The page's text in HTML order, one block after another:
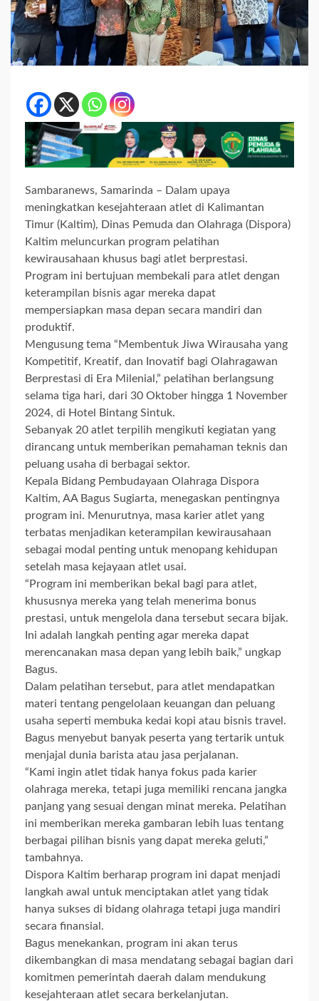
Sambaranews, Samarinda – Dalam upaya
meningkatkan kesejahteraan atlet di Kalimantan
Timur (Kaltim), Dinas Pemuda dan Olahraga (Dispora)
Kaltim meluncurkan program pelatihan
kewirausahaan khusus bagi atlet berprestasi.
Program ini bertujuan membekali para atlet dengan
keterampilan bisnis agar mereka dapat
mempersiapkan masa depan secara mandiri dan
produktif.
Mengusung tema “Membentuk Jiwa Wirausaha yang
Kompetitif, Kreatif, dan Inovatif bagi Olahragawan
Berprestasi di Era Milenial,” pelatihan berlangsung
selama tiga hari, dari 30 Oktober hingga 1 November
2024, di Hotel Bintang Sintuk.
Sebanyak 20 atlet terpilih mengikuti kegiatan yang
dirancang untuk memberikan pemahaman teknis dan
peluang usaha di berbagai sektor.
Kepala Bidang Pembudayaan Olahraga Dispora
Kaltim, AA Bagus Sugiarta, menegaskan pentingnya
program ini. Menurutnya, masa karier atlet yang
terbatas menjadikan keterampilan kewirausahaan
sebagai modal penting untuk menopang kehidupan
setelah masa kejayaan atlet usai.
“Program ini memberikan bekal bagi para atlet,
khususnya mereka yang telah menerima bonus
prestasi, untuk mengelola dana tersebut secara bijak.
Ini adalah langkah penting agar mereka dapat
merencanakan masa depan yang lebih baik,” ungkap
Bagus.
Dalam pelatihan tersebut, para atlet mendapatkan
materi tentang pengelolaan keuangan dan peluang
usaha seperti membuka kedai kopi atau bisnis travel.
Bagus menyebut banyak peserta yang tertarik untuk
menjajal dunia barista atau jasa perjalanan.
“Kami ingin atlet tidak hanya fokus pada karier
olahraga mereka, tetapi juga memiliki rencana jangka
panjang yang sesuai dengan minat mereka. Pelatihan
ini memberikan mereka gambaran lebih luas tentang
berbagai pilihan bisnis yang dapat mereka geluti,”
tambahnya.
Dispora Kaltim berharap program ini dapat menjadi
langkah awal untuk menciptakan atlet yang tidak
hanya sukses di bidang olahraga tetapi juga mandiri
secara finansial.
Bagus menekankan, program ini akan terus
dikembangkan di masa mendatang sebagai bagian dari
komitmen pemerintah daerah dalam mendukung
kesejahteraan atlet secara berkelanjutan.